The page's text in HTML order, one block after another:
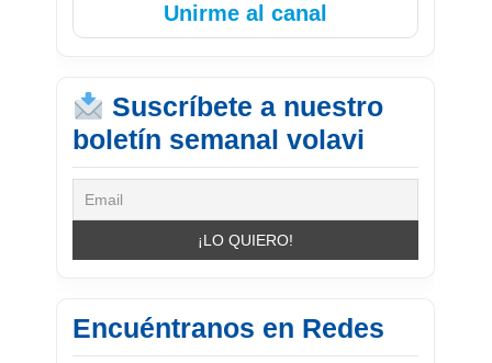
Unirme al canal
Suscríbete a nuestro
boletín semanal volavi
Encuéntranos en Redes